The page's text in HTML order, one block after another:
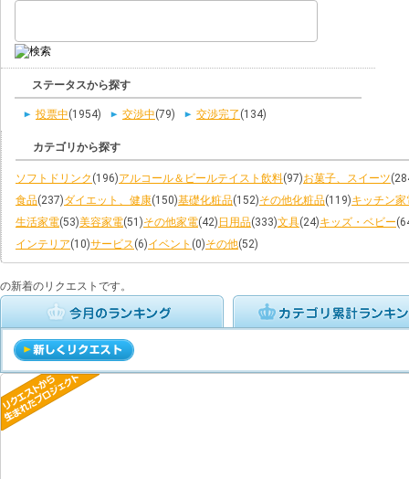
ステータスから探す
投票中(1954) 交渉中(79) 交渉完了 (134)
カテゴリから探す
ソフトドリンク (196)アルコール＆ビールテイスト飲料(97)お菓子、スイーツ
食品(237)ダイエット、健康(150)基礎化粧品(152)その他化粧品(119)キッチン家
生活家電(53)美容家電(51)その他家電(42) 日用品(333)文具(24)キッズ・ベビー
インテリア(10)サービス(6)イベント (0)その他(52)
の新着のリクエストです。